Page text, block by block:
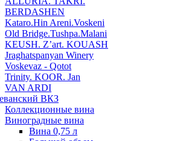
BERDASHEN
Kataro.Hin Areni.Voskeni
Old Bridge.Tushpa.Malani
KEUSH. Z’art. KOUASH
Jraghatspanyan Winery
Voskevaz - Qotot
Trinity. KOOR. Jan
VAN ARDI
ВКЗ
Коллекционные вина
Виноградные вина
Вина 0,75 л